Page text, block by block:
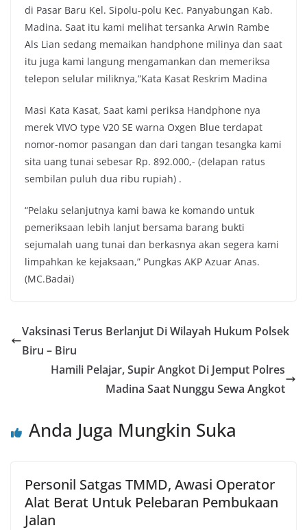
di Pasar Baru Kel. Sipolu-polu Kec. Panyabungan Kab.
Madina. Saat itu kami melihat tersanka Arwin Rambe
Als Lian sedang memaikan handphone milinya dan saat
itu juga kami langung mengamankan dan memeriksa
telepon selular miliknya,”Kata Kasat Reskrim Madina
Masi Kata Kasat, Saat kami periksa Handphone nya
merek VIVO type V20 SE warna Oxgen Blue terdapat
nomor-nomor pasangan dan dari tangan tesangka kami
sita uang tunai sebesar Rp. 892.000,- (delapan ratus
sembilan puluh dua ribu rupiah) .
“Pelaku selanjutnya kami bawa ke komando untuk
pemeriksaan lebih lanjut bersama barang bukti
sejumalah uang tunai dan berkasnya akan segera kami
limpahkan ke kejaksaan,” Pungkas AKP Azuar Anas.
(MC.Badai)
Vaksinasi Terus Berlanjut Di Wilayah Hukum Polsek
Biru – Biru
Hamili Pelajar, Supir Angkot Di Jemput Polres
Madina Saat Nunggu Sewa Angkot
Anda Juga Mungkin Suka
Personil Satgas TMMD, Awasi Operator
Alat Berat Untuk Pelebaran Pembukaan
Jalan